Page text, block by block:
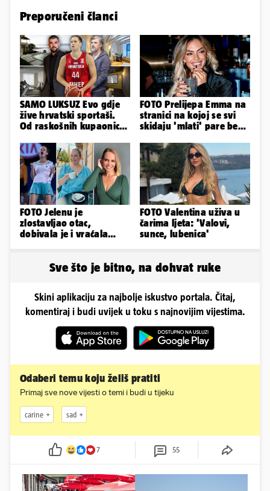
Preporučeni članci
SAMO LUKSUZ Evo gdje
žive hrvatski sportaši.
Od raskošnih kupaonica
FOTO Prelijepa Emma na
stranici na kojoj se svi
skidaju 'mlati' pare bez
FOTO Jelenu je
zlostavljao otac,
dobivala je i vraćala
FOTO Valentina uživa u
čarima ljeta: 'Valovi,
sunce, lubenica'
Sve što je bitno, na dohvat ruke
Skini aplikaciju za najbolje iskustvo portala. Čitaj,
komentiraj i budi uvijek u toku s najnovijim vijestima.
Odaberi temu koju želiš pratiti
Primaj sve nove vijesti o temi i budi u tijeku
carine sad
7 55